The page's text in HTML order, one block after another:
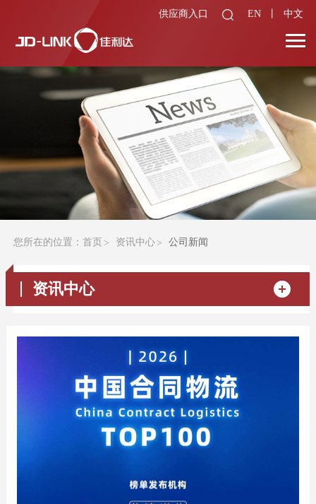
供应商入口 EN 中文
您所在的位置： 首页 资讯中心 公司新闻
资讯中心